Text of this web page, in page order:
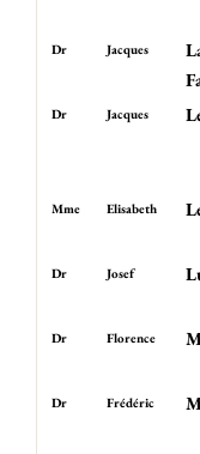
Dr Jacques
Dr Jacques
Mme Elisabeth
Dr Josef
Dr Florence
Dr Frédéric